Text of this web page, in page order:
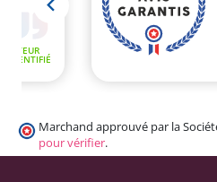
Marchand approuvé par la
pour vérifier.